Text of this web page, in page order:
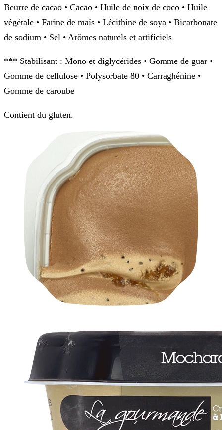
Beurre de cacao • Cacao • Huile de noix de coco • Huile
végétale • Farine de maïs • Lécithine de soya • Bicarbonate
de sodium • Sel • Arômes naturels et artificiels
*** Stabilisant : Mono et diglycérides • Gomme de guar •
Gomme de cellulose • Polysorbate 80 • Carraghénine •
Gomme de caroube
Contient du gluten.